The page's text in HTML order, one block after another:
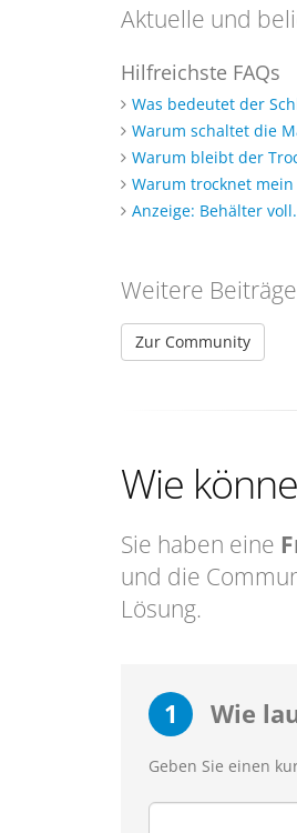
Aktuelle und
Hilfreichste FAQs
Was bedeutet der
Warum schaltet die
Warum bleibt der
Warum trocknet
Anzeige: Behälter
Weitere
Zur Community
Wie
Sie haben eine
und die
Lösung.
1 Wie
Geben Sie einen